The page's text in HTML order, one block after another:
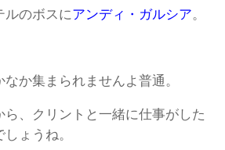
ルのボスにアンディ・ガルシア。
か集まられませんよ普通。
ら、クリントと一緒に仕事がした
ょうね。